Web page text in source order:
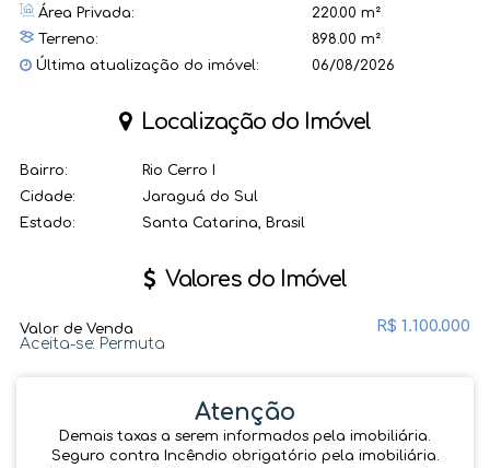
Área Privada:
220.00 m²
Terreno:
898.00 m²
Última atualização do imóvel:
06/08/2026
Localização do Imóvel
Bairro:
Rio Cerro I
Cidade:
Jaraguá do Sul
Estado:
Santa Catarina, Brasil
Valores do Imóvel
R$ 1.100.000
Valor de Venda
Aceita-se: Permuta
Atenção
Demais taxas a serem informados pela imobiliária.
Seguro contra Incêndio obrigatório pela imobiliária.